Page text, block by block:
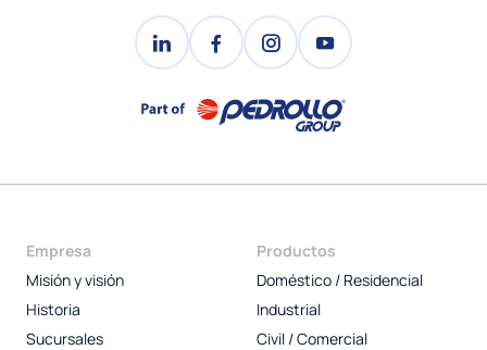
Empresa
Misión y visión
Historia
Sucursales
Productos
Doméstico / Residencial
Industrial
Civil / Comercial